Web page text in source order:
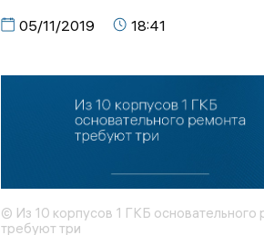
05/11/2019 18:41
© Из 10 корпусов 1 ГКБ основательного
требуют три